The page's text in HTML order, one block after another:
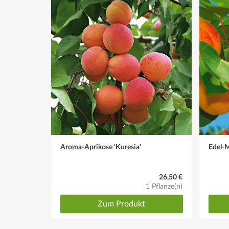
Aroma-Aprikose 'Kuresia'
26,50 €
1 Pflanze(n)
Zum Produkt
Edel-